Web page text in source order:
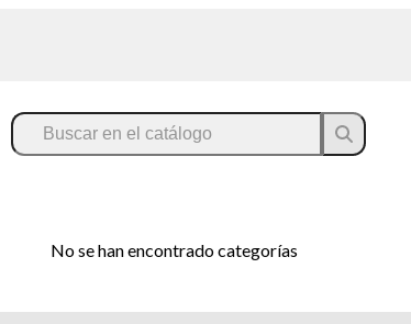
No se han encontrado categorías